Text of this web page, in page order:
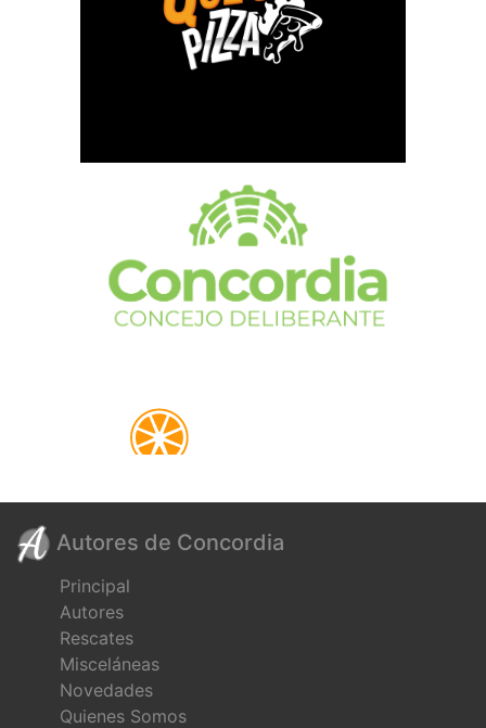
Autores de Concordia
Principal
Autores
Rescates
Misceláneas
Novedades
Quienes Somos